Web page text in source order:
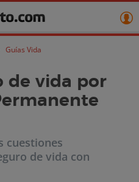
Guías Vida
de vida por
cuestiones
de vida con